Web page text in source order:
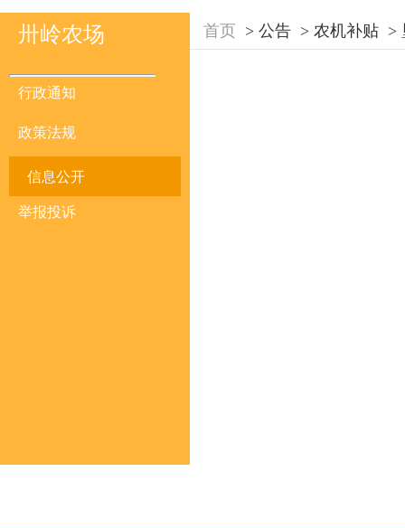
卅岭农场
行政通知
政策法规
信息公开
举报投诉
首页 > 公告 > 农机补贴 >